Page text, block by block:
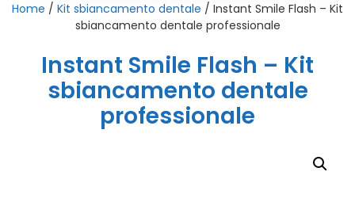
Home / Kit sbiancamento dentale / Instant Smile Flash – Kit
sbiancamento dentale professionale
Instant Smile Flash – Kit
sbiancamento dentale
professionale